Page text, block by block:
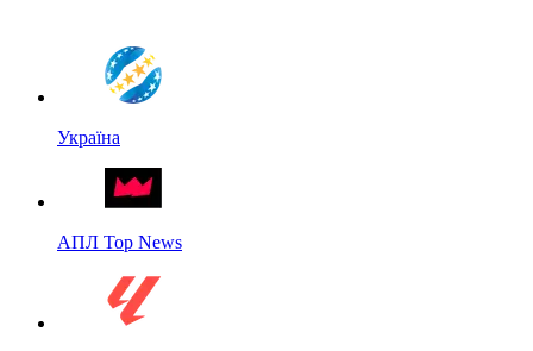
Україна
АПЛ Top News